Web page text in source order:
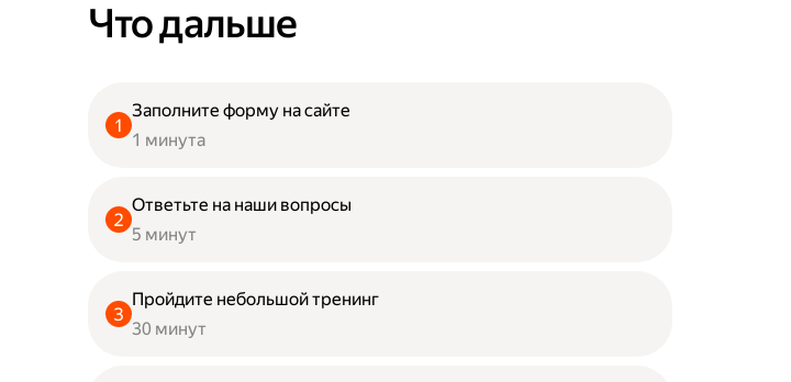
Что дальше
Заполните форму на сайте
1 минута
Ответьте на наши вопросы
5 минут
Пройдите небольшой тренинг
30 минут